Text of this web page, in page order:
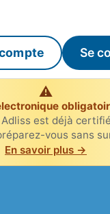
Se
⚠
Adliss est déjà
vous sans
En savoir plus →